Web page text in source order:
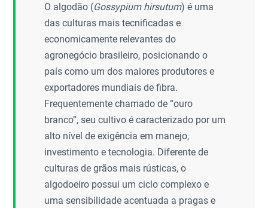
O algodão (Gossypium hirsutum) é uma
das culturas mais tecnificadas e
economicamente relevantes do
agronegócio brasileiro, posicionando o
país como um dos maiores produtores e
exportadores mundiais de fibra.
Frequentemente chamado de “ouro
branco”, seu cultivo é caracterizado por um
alto nível de exigência em manejo,
investimento e tecnologia. Diferente de
culturas de grãos mais rústicas, o
algodoeiro possui um ciclo complexo e
uma sensibilidade acentuada a pragas e